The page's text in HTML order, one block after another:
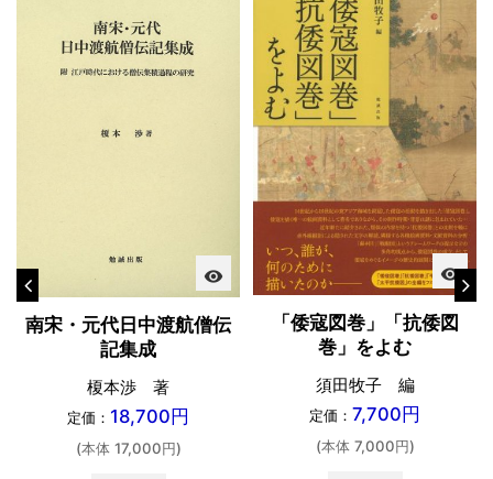
visibility
南宋・元代日中渡航僧伝
記集成
榎本渉 著
定価： 18,700円
(本体 17,000円)
visibility
「倭寇図巻」「抗倭図
巻」をよむ
須田牧子 編
定価： 7,700円
(本体 7,000円)